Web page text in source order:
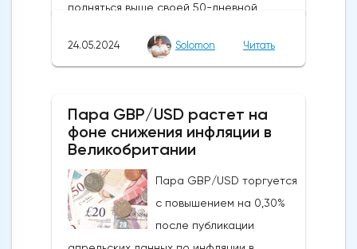
подняться выше своей 50-дневной
бычьих колебаний, которые могут развеять
криптовалюты.Курс супер-альткоина не
рос до тех пор, пока за неделю до
21Shares и ARK не утвердили спотовые ETF
на Ethereum. К счастью для Ethereum, в
понедельник, 20 мая, ожидания стали
24.05.2024 Solomon Читать
Пара GBP/USD растет на
фоне снижения инфляции в
Великобритании
Пара GBP/USD торгуется
с повышением на 0,30%
после публикации